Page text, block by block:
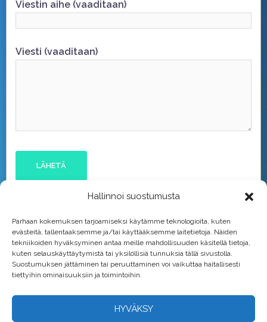
Hallinnoi suostumusta
Parhaan kokemuksen tarjoamiseksi käytämme teknologioita, kuten
evästeitä, tallentaaksemme ja/tai käyttääksemme laitetietoja. Näiden
tekniikoiden hyväksyminen antaa meille mahdollisuuden käsitellä tietoja,
kuten selauskäyttäytymistä tai yksilöllisiä tunnuksia tällä sivustolla.
Suostumuksen jättäminen tai peruuttaminen voi vaikuttaa haitallisesti
tiettyihin ominaisuuksiin ja toimintoihin.
HYVÄKSY
Viestin aihe (vaaditaan)
Viesti (vaaditaan)